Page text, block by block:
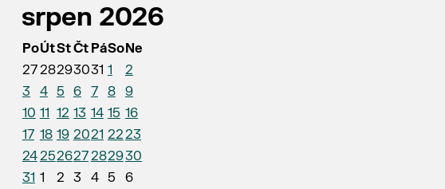
srpen 2026
PoÚtStČt PáSoNe
2728293031 1
2
3
4 5 6 7 8
9
10 11 12 13 14 15 16
17 18 19 2021 2223
24252627282930
31 1 2 3 4 5 6